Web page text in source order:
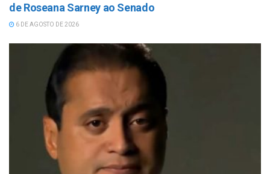
de Roseana Sarney ao Senado
6 DE AGOSTO DE 2026